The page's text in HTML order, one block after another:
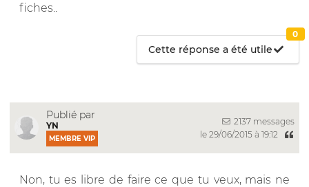
fiches..
Cette réponse a été utile
0
Publié par
YN
MEMBRE VIP
2137 messages
le 29/06/2015 à 19:12
Non, tu es libre de faire ce que tu veux, mais ne